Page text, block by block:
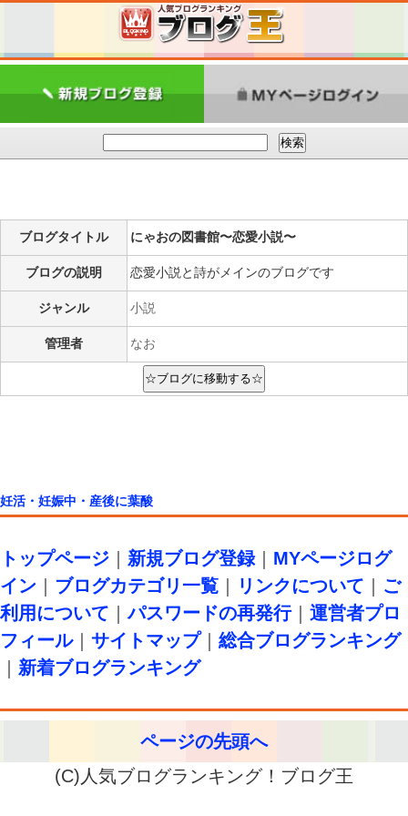
ブログタイトル にゃおの図書館〜恋愛小説〜
ブログの説明 恋愛小説と詩がメインのブログです
ジャンル 小説
管理者 なお
妊活・妊娠中・産後に葉酸
トップページ 新規ブログ登録｜ MYページログ
イン
ブログカテゴリ一覧 リンクについて
ご
利用について ｜パスワードの再発行｜ 運営者プロ
フィール｜ サイトマップ｜ 総合ブログランキング
新着ブログランキング
ページの先頭へ
(C)人気ブログランキング！ブログ王